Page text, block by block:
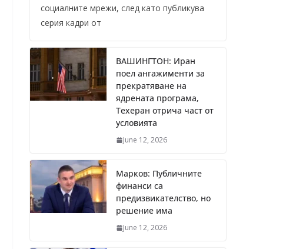
социалните мрежи, след като публикува
серия кадри от
ВАШИНГТОН: Иран
поел ангажименти за
прекратяване на
ядрената програма,
Техеран отрича част от
условията
June 12, 2026
Марков: Публичните
финанси са
предизвикателство, но
решение има
June 12, 2026